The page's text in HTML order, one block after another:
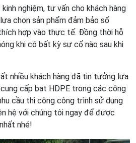
nghiệm, tư vấn cho khách hàng
chọn sản phẩm đảm bảo số
hợp vào thực tế. Đồng thời hỗ
khi có bất kỳ sự cố nào sau khi
nhiều khách hàng đã tin tưởng lựa
cấp bạt HDPE trong các công
cầu thi công công trình sử dụng
hệ với chúng tôi ngay để được
nhé!